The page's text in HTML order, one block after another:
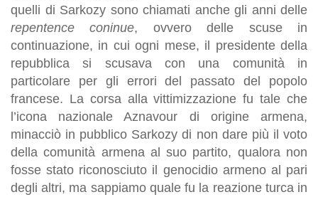
quelli di Sarkozy sono chiamati anche gli anni delle
repentence coninue, ovvero delle scuse in
continuazione, in cui ogni mese, il presidente della
repubblica si scusava con una comunità in
particolare per gli errori del passato del popolo
francese. La corsa alla vittimizzazione fu tale che
l’icona nazionale Aznavour di origine armena,
minacciò in pubblico Sarkozy di non dare più il voto
della comunità armena al suo partito, qualora non
fosse stato riconosciuto il genocidio armeno al pari
degli altri, ma sappiamo quale fu la reazione turca in